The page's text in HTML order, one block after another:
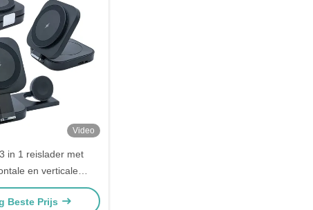
Video
in 1 reislader met
en verticale
Beste Prijs